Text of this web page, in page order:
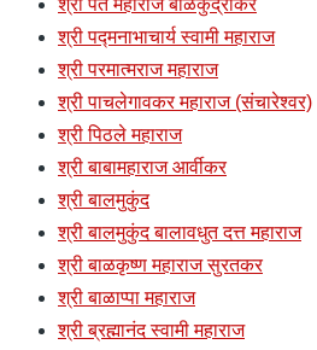
श्री पद्मनाभाचार्य स्वामी महाराज
श्री परमात्मराज महाराज
श्री पाचलेगावकर महाराज (संचारेश्वर)
श्री पिठले महाराज
श्री बाबामहाराज आर्वीकर
श्री बालमुकुंद
श्री बालमुकुंद बालावधुत दत्त महाराज
श्री बाळकृष्ण महाराज सुरतकर
श्री बाळाप्पा महाराज
श्री ब्रह्मानंद स्वामी महाराज